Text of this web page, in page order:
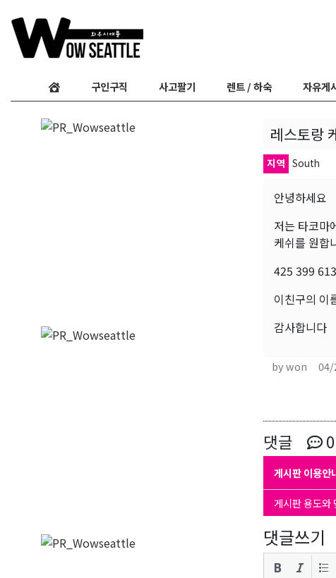
구인구직 사고팔기 렌트 / 하숙 자유게
레스토랑
지역 South
안녕하세요
저는 타코마
케쉬를 원합
425 399
이친구의 이
감사합니다
by won 04/
댓글 0
게시판 이용안
게시판 용도와
댓글쓰기